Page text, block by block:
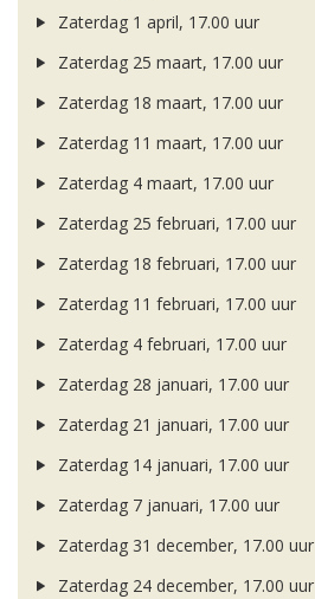
Zaterdag 1 april, 17.00 uur
Zaterdag 25 maart, 17.00 uur
Zaterdag 18 maart, 17.00 uur
Zaterdag 11 maart, 17.00 uur
Zaterdag 4 maart, 17.00 uur
Zaterdag 25 februari, 17.00 uur
Zaterdag 18 februari, 17.00 uur
Zaterdag 11 februari, 17.00 uur
Zaterdag 4 februari, 17.00 uur
Zaterdag 28 januari, 17.00 uur
Zaterdag 21 januari, 17.00 uur
Zaterdag 14 januari, 17.00 uur
Zaterdag 7 januari, 17.00 uur
Zaterdag 31 december, 17.00 uur
Zaterdag 24 december, 17.00 uur